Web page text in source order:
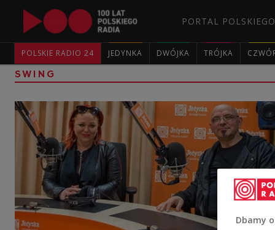
PORTAL
POLSKIE RADIO 24 JEDYNKA DWÓJKA TRÓJKA
SWING
Dbamy